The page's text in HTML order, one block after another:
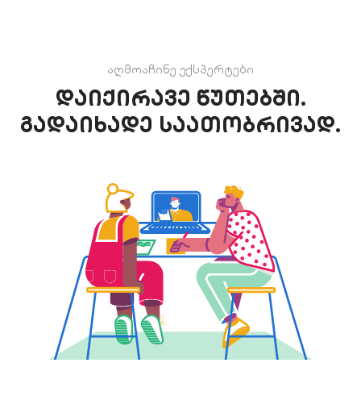
აღმოაჩინე ექსპერტები
დაიქირავე წუთებში.
გადაიხადე საათობრივად.